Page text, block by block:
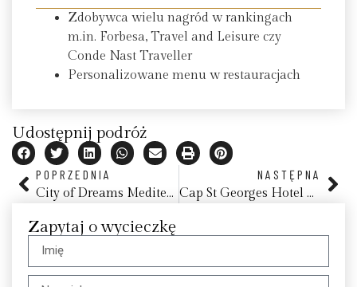
Zdobywca wielu nagród w rankingach
m.in. Forbesa, Travel and Leisure czy
Conde Nast Traveller
Personalizowane menu w restauracjach
Udostępnij podróż
POPRZEDNIA
City of Dreams Mediterranean, Limassol
NASTĘPNA
Cap St Georges Hotel & Resort, Pafos
Zapytaj o wycieczkę